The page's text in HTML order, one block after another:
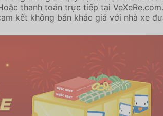
thanh toán trực tiếp tại
kết không bán khác giá với nhà xe